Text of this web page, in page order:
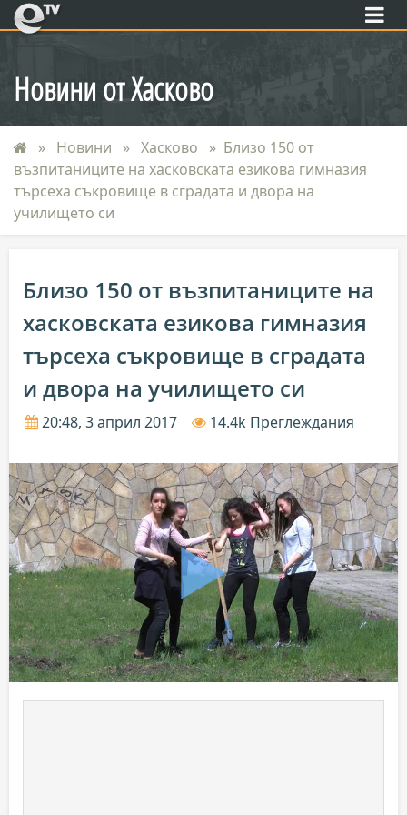
eTV
Новини от Хасково
Новини Хасково
Близо 150 от
възпитаниците на хасковската езикова гимназия
търсеха съкровище в сградата и двора на
училището си
Близо 150 от възпитаниците на
хасковската езикова гимназия
търсеха съкровище в сградата
и двора на училището си
20:48, 3 април 2017 14.4k Преглеждания